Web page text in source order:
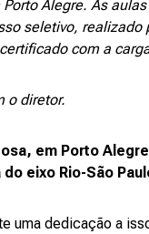
Alegre. As
seletivo,
com a
o diretor.
em Porto
eixo Rio-São
uma dedicação a